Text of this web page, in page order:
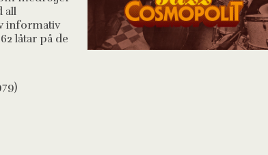
all
informativ
låtar på de